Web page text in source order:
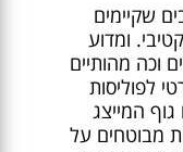
שקיימים
ומדוע
וכה מהותיים
לפוליסות
המייצג
מבוטחים על